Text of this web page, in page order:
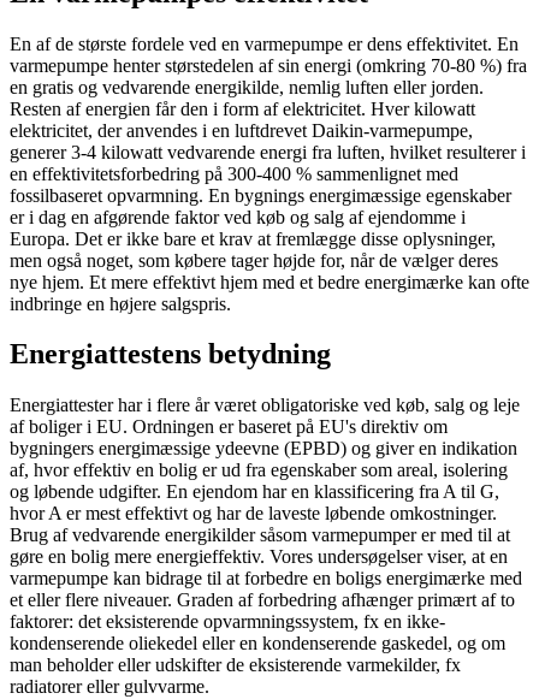
En af de største fordele ved en varmepumpe er dens effektivitet. En
varmepumpe henter størstedelen af sin energi (omkring 70-80 %) fra
en gratis og vedvarende energikilde, nemlig luften eller jorden.
Resten af energien får den i form af elektricitet. Hver kilowatt
elektricitet, der anvendes i en luftdrevet Daikin-varmepumpe,
generer 3-4 kilowatt vedvarende energi fra luften, hvilket resulterer i
en effektivitetsforbedring på 300-400 % sammenlignet med
fossilbaseret opvarmning. En bygnings energimæssige egenskaber
er i dag en afgørende faktor ved køb og salg af ejendomme i
Europa. Det er ikke bare et krav at fremlægge disse oplysninger,
men også noget, som købere tager højde for, når de vælger deres
nye hjem. Et mere effektivt hjem med et bedre energimærke kan ofte
indbringe en højere salgspris.
Energiattestens betydning
Energiattester har i flere år været obligatoriske ved køb, salg og leje
af boliger i EU. Ordningen er baseret på EU's direktiv om
bygningers energimæssige ydeevne (EPBD) og giver en indikation
af, hvor effektiv en bolig er ud fra egenskaber som areal, isolering
og løbende udgifter. En ejendom har en klassificering fra A til G,
hvor A er mest effektivt og har de laveste løbende omkostninger.
Brug af vedvarende energikilder såsom varmepumper er med til at
gøre en bolig mere energieffektiv. Vores undersøgelser viser, at en
varmepumpe kan bidrage til at forbedre en boligs energimærke med
et eller flere niveauer. Graden af forbedring afhænger primært af to
faktorer: det eksisterende opvarmningssystem, fx en ikke-
kondenserende oliekedel eller en kondenserende gaskedel, og om
man beholder eller udskifter de eksisterende varmekilder, fx
radiatorer eller gulvvarme.